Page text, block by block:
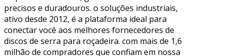
precisos e duradouros. o soluções industriais,
ativo desde 2012, é a plataforma ideal para
conectar você aos melhores fornecedores de
discos de serra para roçadeira. com mais de 1,6
milhão de compradores que confiam em nossa